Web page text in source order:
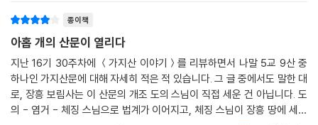
를 수 없다. 달을 가리키는 손가락에서 우리의 시선을 돌려 직접 달을 보아
야 한다는 것이다. 방편이 아무리 소중하다 해도 그것마저 버릴 수 있어야
메시지가 선에 의해 재해석되어 신라 땅에 울려 퍼진 것이다. --- pp.37-
38
없었다. 그들은 오조 홍인의 제자인 육조 혜능과 대통 신수의 선법을 전수
받은 우리나라 최초의 선승(禪僧)이다. 이들의 귀환으로 한국사 상 최고
의 수입품이라 할 수 있는 ‘선종(禪宗)’이 들어오게 된 것이다.
도의·홍척·혜철·무염·범일·도윤·현욱·도헌·이엄……. 이들은 신라 땅에 팽
배해 있던 귀족들만의 불교를 전복시킨 주인공이다. 하지만 신라 시대의
종이책
아홉 개의 산문이 열리다
지난 16기 30주차에 ＜가지산 이야기＞를 리뷰하면서 나말 5교 9산 중
하나인 가지산문에 대해 자세히 적은 적 있습니다. 그 글 중에서도 말한 대
로, 장흥 보림사는 이 산문의 개조 도의 스님이 직접 세운 건 아닙니다. 도
의 - 염거 - 체징 스님으로 법계가 이어지고, 체징 스님이 장흥 땅에 세운